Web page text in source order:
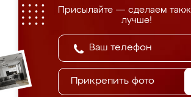
Присылайте — сделаем
лучше!
Прикрепить фото